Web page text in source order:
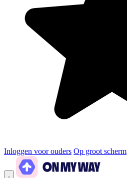
Inloggen voor ouders Op groot scherm